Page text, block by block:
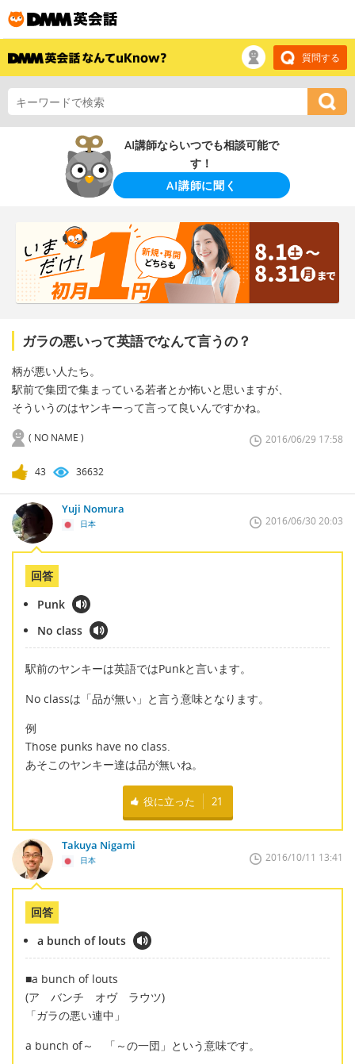
質問する
AI講師ならいつでも相談可能で
す！
AI講師に聞く
ガラの悪いって英語でなんて言うの？
柄が悪い人たち。
駅前で集団で集まっている若者とか怖いと思いますが、
そういうのはヤンキーって言って良いんですかね。
( NO NAME ) 2016/06/29 17:58
43 36632
Yuji Nomura
日本 2016/06/30 20:03
回答
Punk
No class
駅前のヤンキーは英語ではPunkと言います。
No classは「品が無い」と言う意味となります。
例
Those punks have no class.
あそこのヤンキー達は品が無いね。
役に立った 21
Takuya Nigami
日本 2016/10/11 13:41
回答
a bunch of louts
■a bunch of louts
(ア バンチ オヴ ラウツ)
「ガラの悪い連中」
a bunch of～ 「～の一団」という意味です。